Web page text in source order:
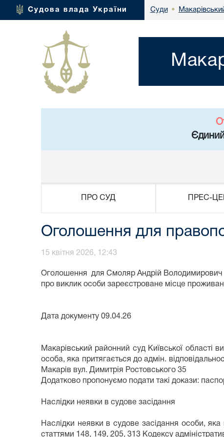
Судова влада України Суди •
ПРО СУД ПРЕС-
Оголошення для
15 квітня 2026, 12:43
Оголошення для Смоляр Андрій Володимирович
про виклик особи зареєстроване місце
Дата документу 09.04.26
Макарівський районний суд Київської
особа, яка притягається до адмін.
Макарів вул. Димитрія Ростовського 35
Додатково пропонуємо подати такі докази:
Наслідки неявки в судове засідання
Наслідки неявки в судове засідання особи,
статтями 148, 149, 205, 313 Кодексу